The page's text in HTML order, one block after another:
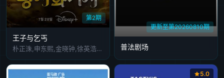
第2期
王子与乞丐
朴正洙,申东熙,金晓钟,徐英浩,金曜汉,朴志晟
更新至第20260810期
普法剧场
5.0